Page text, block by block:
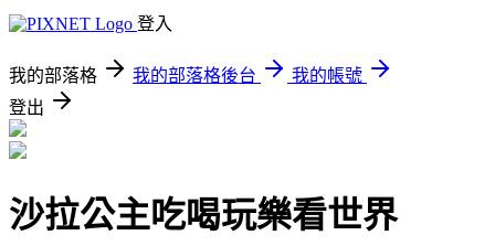
登入
我的部落格 我的部落格後台
我的帳號
登出
沙拉公主吃喝玩樂看世界